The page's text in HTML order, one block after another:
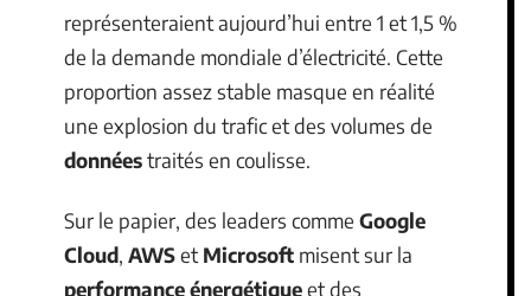
représenteraient aujourd’hui entre 1 et 1,5 %
de la demande mondiale d’électricité. Cette
proportion assez stable masque en réalité
une explosion du trafic et des volumes de
donnéestraités en coulisse.
Sur le papier, des leaders comme Google
Cloud, AWSet Microsoft misent sur la
performance énergétiqueet des